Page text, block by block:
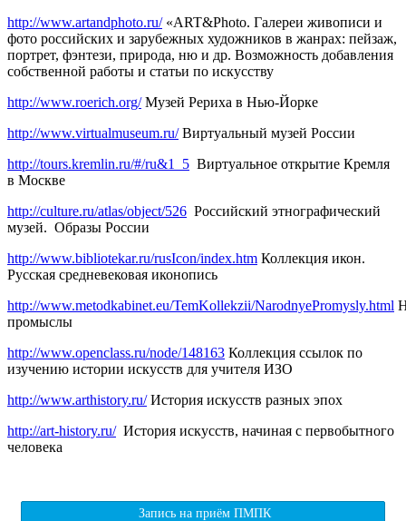
http://www.artandphoto.ru/«ART&Photo. Галереи живописи и
фото российских и зарубежных художников в жанрах: пейзаж,
портрет, фэнтези, природа, ню и др. Возможность добавления
собственной работы и статьи по искусству
http://www.roerich.org/Музей Рериха в Нью-Йорке
http://www.virtualmuseum.ru/Виртуальный музей России
http://tours.kremlin.ru/#/ru&1_5 Виртуальное открытие Кремля
в Москве
http://culture.ru/atlas/object/526 Российский этнографический
музей. Образы России
http://www.bibliotekar.ru/rusIcon/index.htm Коллекция икон.
Русская средневековая иконопись
http://www.metodkabinet.eu/TemKollekzii/NarodnyePromysly.html
промыслы
http://www.openclass.ru/node/148163 Коллекция ссылок по
изучению истории искусств для учителя ИЗО
http://www.arthistory.ru/История искусств разных эпох
http://art-history.ru/История искусств, начиная с первобытного
человека
Запись на приём ПМПК